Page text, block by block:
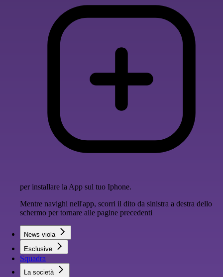
per installare la App sul tuo Iphone.
Mentre navighi nell'app, scorri il dito da sinistra a destra dello
schermo per tornare alle pagine precedenti
News viola
Esclusive
Squadra
La società